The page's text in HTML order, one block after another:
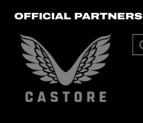
OFFICIAL PARTNERS